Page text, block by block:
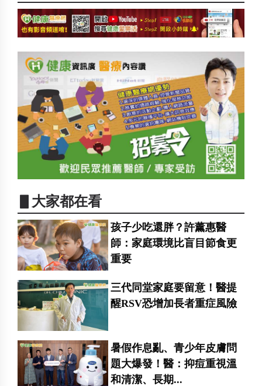
▋大家都在看
孩子少吃還胖？許薰惠醫
師：家庭環境比盲目節食更
重要
三代同堂家庭要留意！醫提
醒RSV恐增加長者重症風險
暑假作息亂、青少年皮膚問
題大爆發！醫：抑痘重視溫
和清潔、長期...